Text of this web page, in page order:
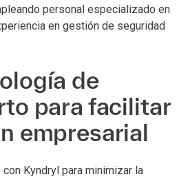
personal especializado en
en gestión de seguridad
de
para facilitar
empresarial
con Kyndryl para minimizar la